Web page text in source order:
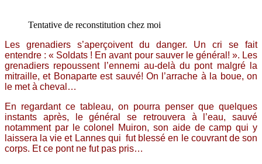
Tentative de reconstitution chez moi
Les grenadiers s’aperçoivent du danger. Un cri se fait
entendre : « Soldats ! En avant pour sauver le général! ». Les
grenadiers repoussent l’ennemi au-delà du pont malgré la
mitraille, et Bonaparte est sauvé! On l’arrache à la boue, on
le met à cheval…
En regardant ce tableau, on pourra penser que quelques
instants après, le général se retrouvera à l’eau, sauvé
notamment par le colonel Muiron, son aide de camp qui y
laissera la vie et Lannes qui fut blessé en le couvrant de son
corps. Et ce pont ne fut pas pris…